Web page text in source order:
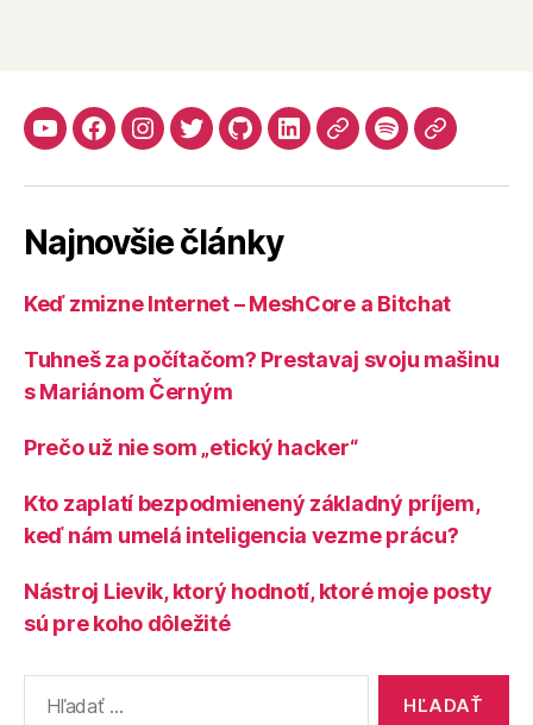
YouTubeFacebookInstagram
TwitterGithubLinkedIn
AppleSpotifyMastodon
Najnovšie články
Keď zmizne Internet – MeshCore a Bitchat
Tuhneš za počítačom? Prestavaj svoju mašinu
s Mariánom Černým
Prečo už nie som „etický hacker“
Kto zaplatí bezpodmienený základný príjem,
keď nám umelá inteligencia vezme prácu?
Nástroj Lievik, ktorý hodnotí, ktoré moje posty
sú pre koho dôležité